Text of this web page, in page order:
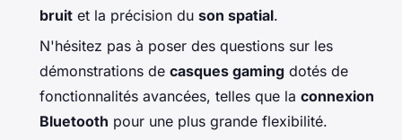
bruit et la précision du son spatial.
N'hésitez pas à poser des questions sur les
démonstrations de casques gaming dotés de
fonctionnalités avancées, telles que la connexion
Bluetooth pour une plus grande flexibilité.